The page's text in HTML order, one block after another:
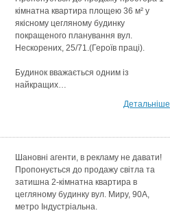
кімнатна квартира площею 36 м² у
якісному цегляному будинку
покращеного планування вул.
Нескорених, 25/71.(Героїв праці).
Будинок вважається одним із
найкращих…
Детальніше
Шановні агенти, в рекламу не давати!
Пропонується до продажу світла та
затишна 2-кімнатна квартира в
цегляному будинку вул. Миру, 90А,
метро Індустріальна.